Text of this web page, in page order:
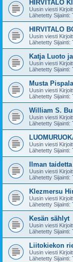
HIRVITALO
Uusin viesti
Lähetetty Sijainti:
HIRVITALO
Uusin viesti
Lähetetty Sijainti:
Katja Luoto
Uusin viesti
Lähetetty Sijainti:
Musta
Uusin viesti
Lähetetty Sijainti:
William S.
Uusin viesti
Lähetetty Sijainti:
Uusin viesti
Lähetetty Sijainti:
Ilman
Uusin viesti
Lähetetty Sijainti:
Klezmersu
Uusin viesti
Lähetetty Sijainti:
Kesän sählyt
Uusin viesti
Lähetetty Sijainti:
Liitokiekon
Uusin viesti
Lähetetty Sijainti: